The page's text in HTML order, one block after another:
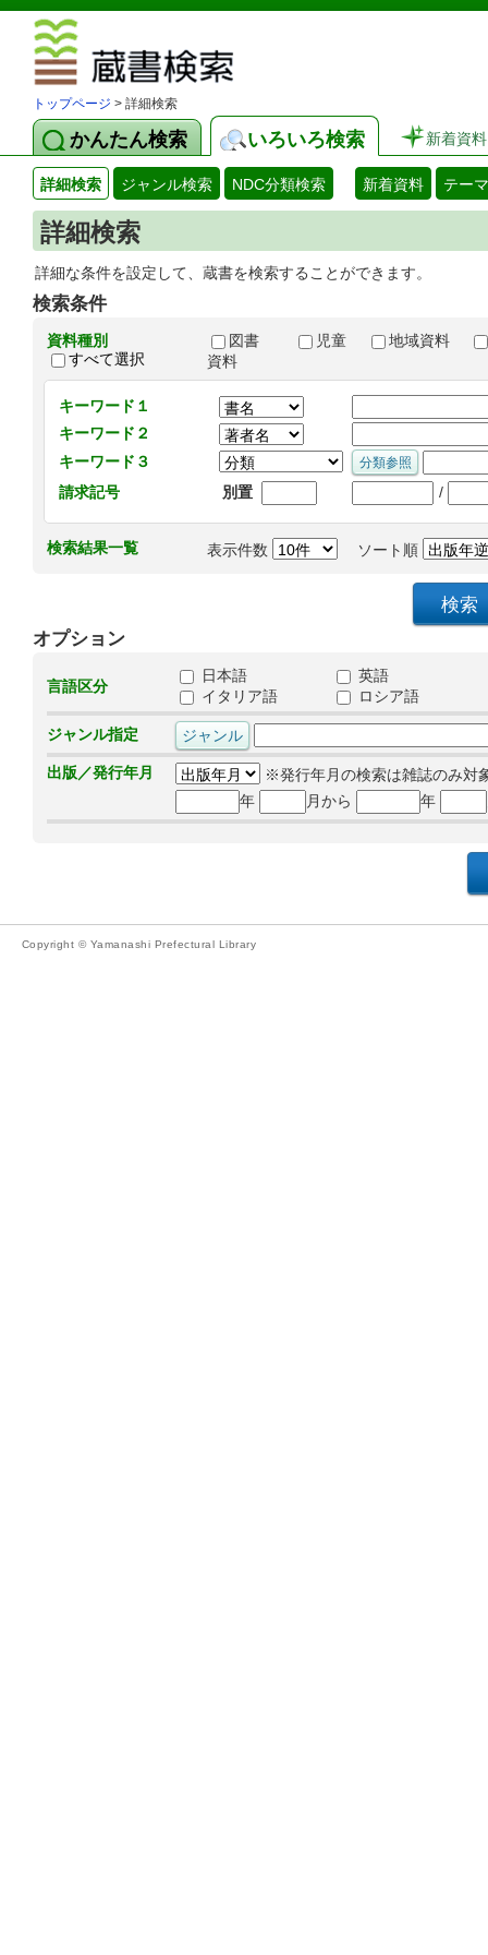
トップページ > 詳細検索
かんたん検索 いろいろ検索 新着資料
詳細検索 ジャンル検索 NDC分類検索 新着資料 テー
詳細検索
詳細な条件を設定して、蔵書を検索することができます。
検索条件
資料種別
すべて選択
図書 児童
地域資料
資料
キーワード１
キーワード２
キーワード３
請求記号
別置 /
検索結果一覧 表示件数 ソート順
オプション
言語区分
日本語
英語
イタリア語
ロシア語
ジャンル指定
出版／発行年月
※発行年月の検索は雑誌のみ対
年
月から 年
Copyright © Yamanashi Prefectural Library